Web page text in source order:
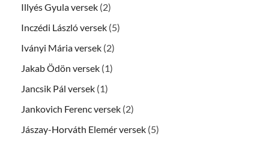
Illyés Gyula versek (2)
Inczédi László versek (5)
Iványi Mária versek (2)
Jakab Ödön versek (1)
Jancsik Pál versek (1)
Jankovich Ferenc versek (2)
Jászay-Horváth Elemér versek (5)